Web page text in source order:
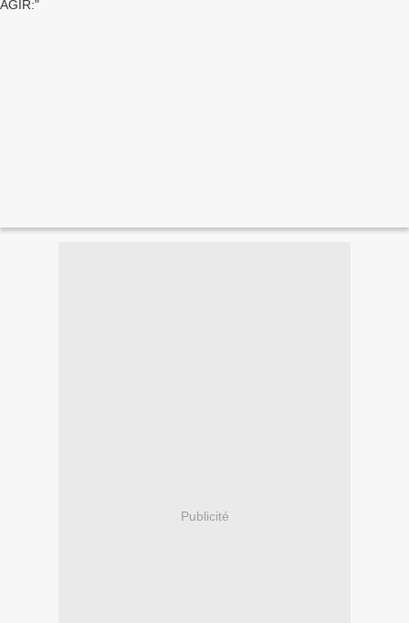
Publicité